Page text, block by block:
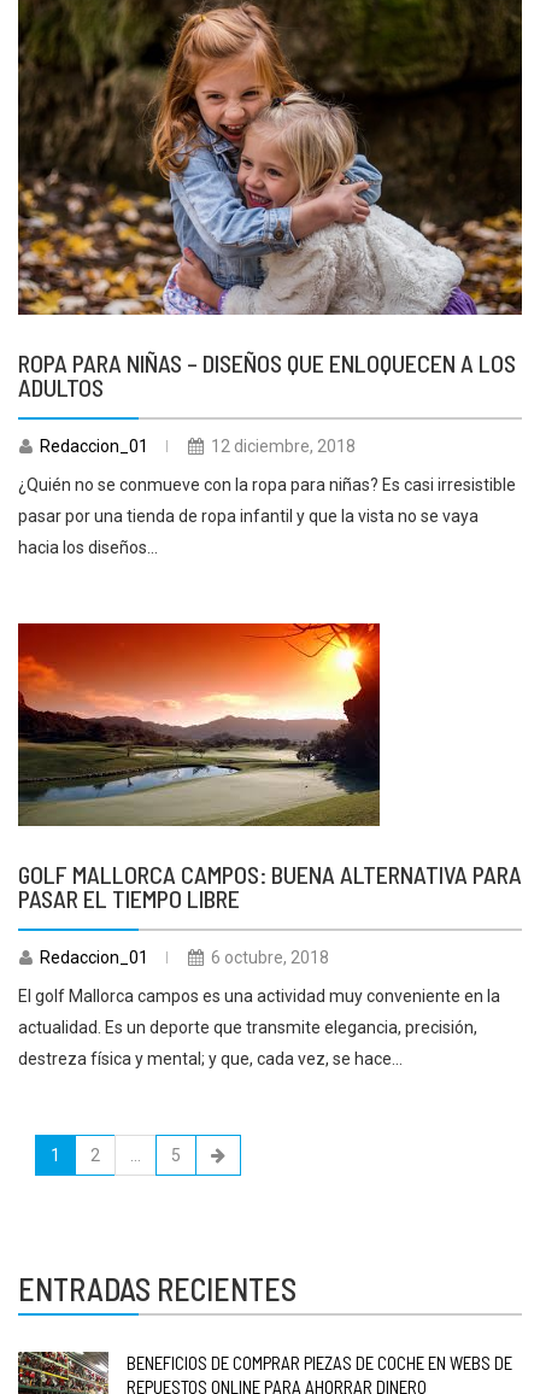
ROPA PARA NIÑAS – DISEÑOS QUE ENLOQUECEN A LOS
ADULTOS
Redaccion_01
12 diciembre, 2018
¿Quién no se conmueve con la ropa para niñas? Es casi irresistible
pasar por una tienda de ropa infantil y que la vista no se vaya
hacia los diseños...
GOLF MALLORCA CAMPOS: BUENA ALTERNATIVA PARA
PASAR EL TIEMPO LIBRE
Redaccion_01
6 octubre, 2018
El golf Mallorca campos es una actividad muy conveniente en la
actualidad. Es un deporte que transmite elegancia, precisión,
destreza física y mental; y que, cada vez, se hace...
1 2 … 5
ENTRADAS RECIENTES
BENEFICIOS DE COMPRAR PIEZAS DE COCHE EN WEBS DE
REPUESTOS ONLINE PARA AHORRAR DINERO